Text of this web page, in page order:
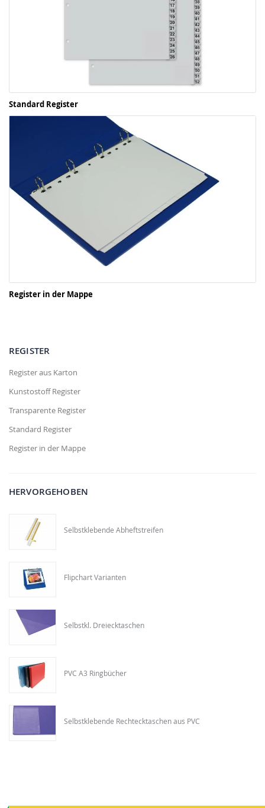
Standard Register
Register in der Mappe
REGISTER
Register aus Karton
Kunstostoff Register
Transparente Register
Standard Register
Register in der Mappe
HERVORGEHOBEN
Selbstklebende Abheftstreifen
Flipchart Varianten
Selbstkl. Dreiecktaschen
PVC A3 Ringbücher
Selbstklebende Rechtecktaschen aus PVC